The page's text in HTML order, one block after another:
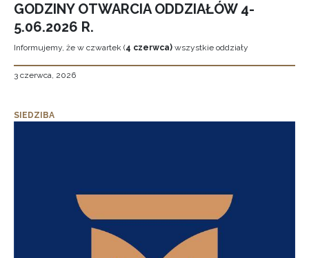
GODZINY OTWARCIA ODDZIAŁÓW 4-
5.06.2026 R.
Informujemy, że w czwartek (4 czerwca) wszystkie oddziały
3 czerwca, 2026
SIEDZIBA